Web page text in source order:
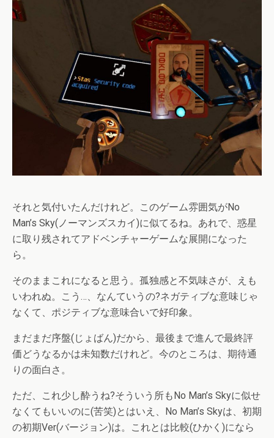
それと気付いたんだけれど。このゲーム雰囲気がNo
Man’s Sky(ノーマンズスカイ)に似てるね。あれで、惑星
に取り残されてアドベンチャーゲームな展開になった
ら。
そのままこれになると思う。孤独感と不気味さが、えも
いわれぬ。こう…、なんていうの?ネガティブな意味じゃ
なくて、ポジティブな意味合いで好印象。
まだまだ序盤(じょばん)だから、最後まで進んで最終評
価どうなるかは未知数だけれど。今のところは、期待通
りの面白さ。
ただ、これ少し酔うね?そういう所もNo Man’s Skyに似せ
なくてもいいのに(苦笑)とはいえ、No Man’s Skyは、初期
の初期Ver(バージョン)は。これとは比較(ひかく)になら